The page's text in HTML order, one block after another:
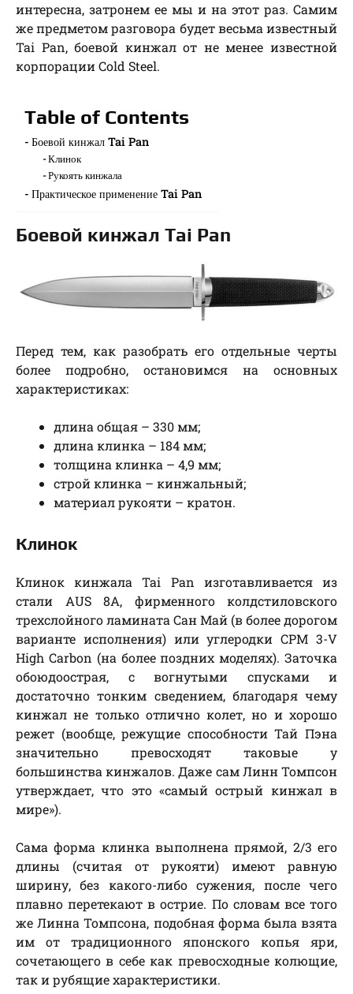
интересна, затронем ее мы и на этот раз. Самим
же предметом разговора будет весьма известный
Tai Pan, боевой кинжал от не менее известной
корпорации Cold Steel.
Table of Contents
Боевой кинжал Tai Pan
Клинок
Рукоять кинжала
Практическое применение Tai Pan
Боевой кинжал Tai Pan
Перед тем, как разобрать его отдельные черты
более подробно, остановимся на основных
характеристиках:
длина общая – 330 мм;
длина клинка – 184 мм;
толщина клинка – 4,9 мм;
строй клинка – кинжальный;
материал рукояти – кратон.
Клинок
Клинок кинжала Tai Pan изготавливается из
стали AUS 8A, фирменного колдстиловского
трехслойного ламината Сан Май (в более дорогом
варианте исполнения) или углеродки CPM 3-V
High Carbon (на более поздних моделях). Заточка
обоюдоострая, с вогнутыми спусками и
достаточно тонким сведением, благодаря чему
кинжал не только отлично колет, но и хорошо
режет (вообще, режущие способности Тай Пэна
значительно превосходят таковые у
большинства кинжалов. Даже сам Линн Томпсон
утверждает, что это «самый острый кинжал в
мире»).
Сама форма клинка выполнена прямой, 2/3 его
длины (считая от рукояти) имеют равную
ширину, без какого-либо сужения, после чего
плавно перетекают в острие. По словам все того
же Линна Томпсона, подобная форма была взята
им от традиционного японского копья яри,
сочетающего в себе как превосходные колющие,
так и рубящие характеристики.